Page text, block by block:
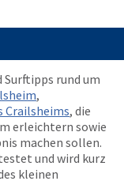
Surftipps rund um
,
Crailsheims, die
erleichtern sowie
machen sollen.
und wird kurz
kleinen